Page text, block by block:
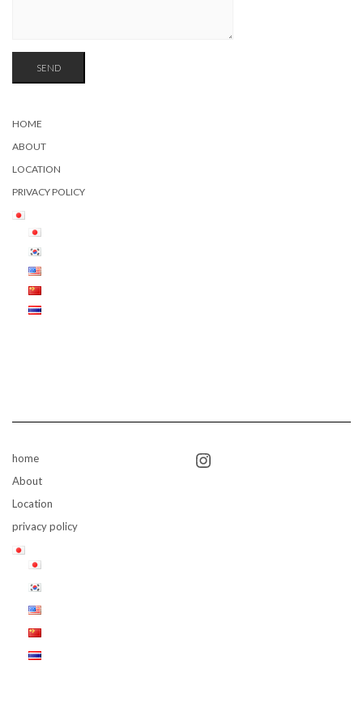
HOME
ABOUT
LOCATION
PRIVACY POLICY
home
About
Location
privacy policy
Instagram